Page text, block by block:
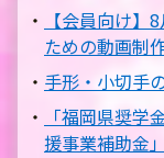
【会員向け
ための動画制
手形・小切手
「福岡県奨
援事業補助金